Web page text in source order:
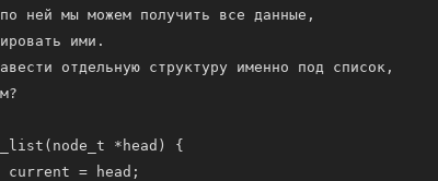
ней мы можем получить все данные,
ими.
отдельную структуру именно под список,
( node_t *head) {
current = head;